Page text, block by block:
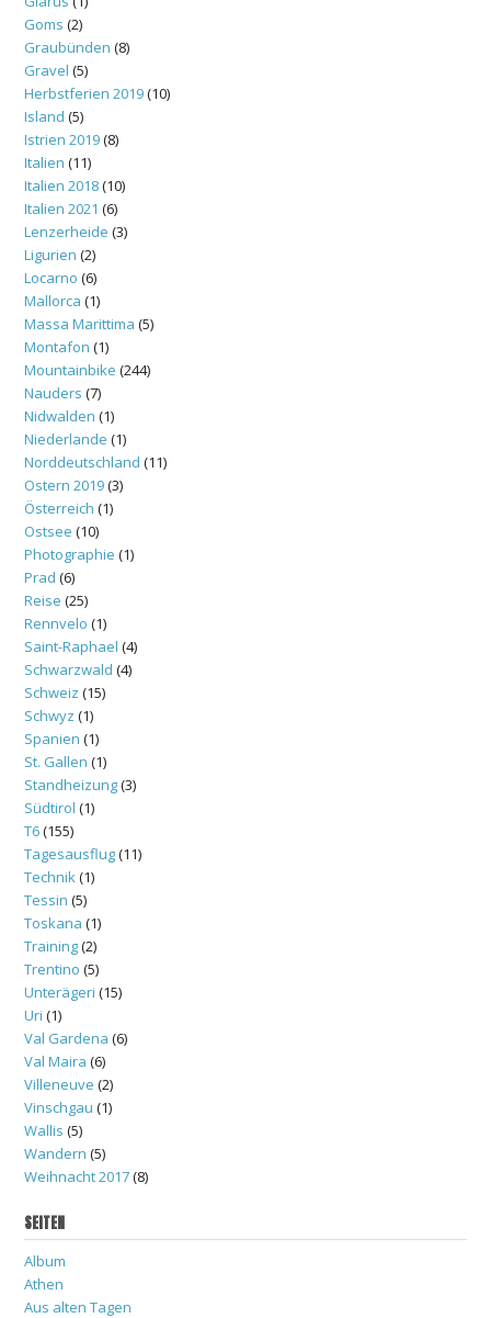
Goms (2)
Graubünden (8)
Gravel (5)
Herbstferien 2019(10)
Island (5)
Istrien 2019(8)
Italien (11)
Italien 2018(10)
Italien 2021 (6)
Lenzerheide (3)
Ligurien (2)
Locarno (6)
Mallorca (1)
Massa Marittima (5)
Montafon (1)
Mountainbike (244)
Nauders (7)
Nidwalden (1)
Niederlande (1)
Norddeutschland (11)
Ostern 2019(3)
Österreich (1)
Ostsee (10)
Photographie (1)
Prad (6)
Reise (25)
Rennvelo (1)
Saint-Raphael (4)
Schwarzwald (4)
Schweiz (15)
Schwyz (1)
Spanien (1)
St. Gallen (1)
Standheizung(3)
Südtirol (1)
T6(155)
Tagesausflug(11)
Technik (1)
Tessin (5)
Toskana (1)
Training(2)
Trentino (5)
Unterägeri (15)
Uri (1)
Val Gardena (6)
Val Maira (6)
Villeneuve (2)
Vinschgau (1)
Wallis (5)
Wandern (5)
Weihnacht 2017(8)
SEITEN
Album
Athen
Aus alten Tagen